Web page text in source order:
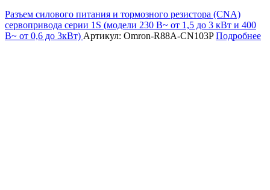
Разъем силового питания и тормозного резистора (CNA)
сервопривода серии 1S (модели 230 В~ от 1,5 до 3 кВт и 400
В~ от 0,6 до 3кВт) Артикул: Omron-R88A-CN103PПодробнее